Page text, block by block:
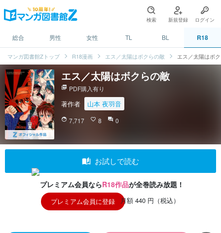
検索 新規登録 ログイン
総合 男性 女性 TL BL R18
マンガ図書館Zトップ R18漫画 エス／太陽はボクらの敵 エス／太陽はボ
エス／太陽はボクらの敵
picture_as_pdf PDF購入有り
著作者 山本 夜羽音
face 7,717 favorite_border 8 question_answer 0
auto_stories お試しで読む
プレミアム会員ならR18作品が全巻読み放題！
プレミアム会員に登録 月額 440 円（税込）